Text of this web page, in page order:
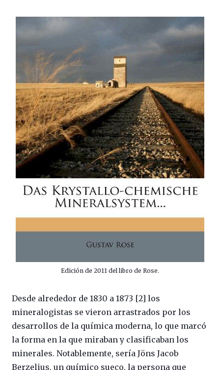
Edición de 2011 del libro de Rose.
Desde alrededor de 1830 a 1873 [2] los
mineralogistas se vieron arrastrados por los
desarrollos de la química moderna, lo que marcó
la forma en la que miraban y clasificaban los
minerales. Notablemente, sería Jöns Jacob
Berzelius, un químico sueco, la persona que